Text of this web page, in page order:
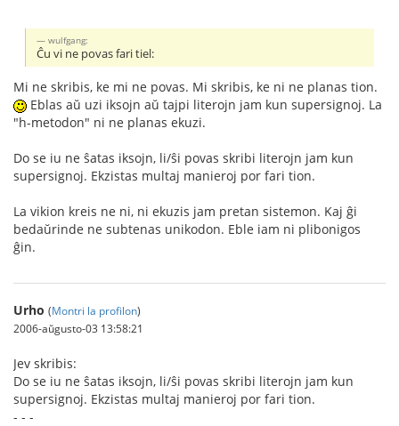
wulfgang:
Ĉu vi ne povas fari tiel:
Mi ne skribis, ke mi ne povas. Mi skribis, ke ni ne planas tion.
Eblas aŭ uzi iksojn aŭ tajpi literojn jam kun supersignoj. La
"h-metodon" ni ne planas ekuzi.
Do se iu ne ŝatas iksojn, li/ŝi povas skribi literojn jam kun
supersignoj. Ekzistas multaj manieroj por fari tion.
La vikion kreis ne ni, ni ekuzis jam pretan sistemon. Kaj ĝi
bedaŭrinde ne subtenas unikodon. Eble iam ni plibonigos
ĝin.
Urho (Montri la profilon)
2006-aŭgusto-03 13:58:21
Jev skribis:
Do se iu ne ŝatas iksojn, li/ŝi povas skribi literojn jam kun
supersignoj. Ekzistas multaj manieroj por fari tion.
- - -